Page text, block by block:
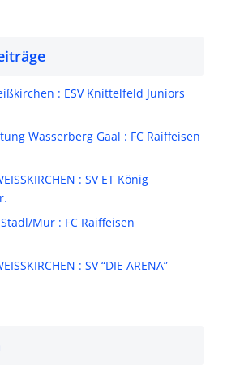
: ESV Knittelfeld Juniors
Wasserberg Gaal : FC Raiffeisen
: SV ET König
Mur : FC Raiffeisen
: SV “DIE ARENA”